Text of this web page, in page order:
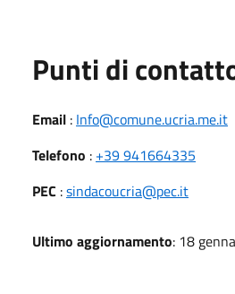
Punti di
Email : Info@comune.ucria.me.it
Telefono : +39 941664335
PEC :sindacoucria@pec.it
Ultimo aggiornamento: 18